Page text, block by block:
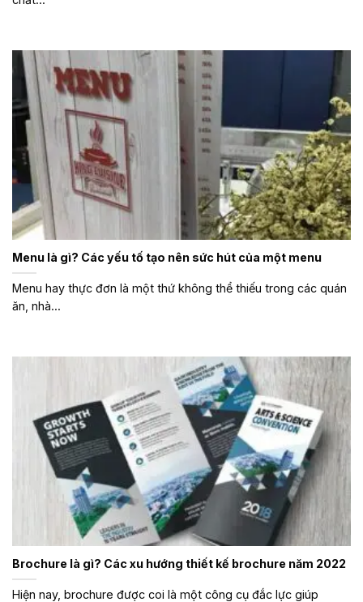
Menu là gì? Các yếu tố tạo nên sức hút của một menu
Menu hay thực đơn là một thứ không thể thiếu trong các quán
ăn, nhà...
Brochure là gì? Các xu hướng thiết kế brochure năm 2022
Hiện nay, brochure được coi là một công cụ đắc lực giúp